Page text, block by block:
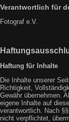
Verantwortlich für
Fotograf e.V.
Haftung für Inhalte
Die Inhalte unserer
Richtigkeit,
Gewähr übernehmen.
eigene Inhalte auf
verantwortlich. Nach
nicht verpflichtet,